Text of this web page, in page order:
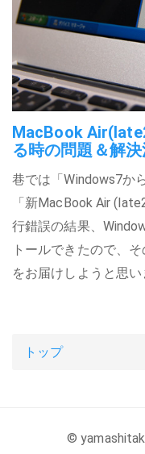
MacBook
る時の問題＆解
巷では「Windows7か
「新MacBook Air
行錯誤の結果、
トールできたので、
をお届けしようと思い
トップ
©